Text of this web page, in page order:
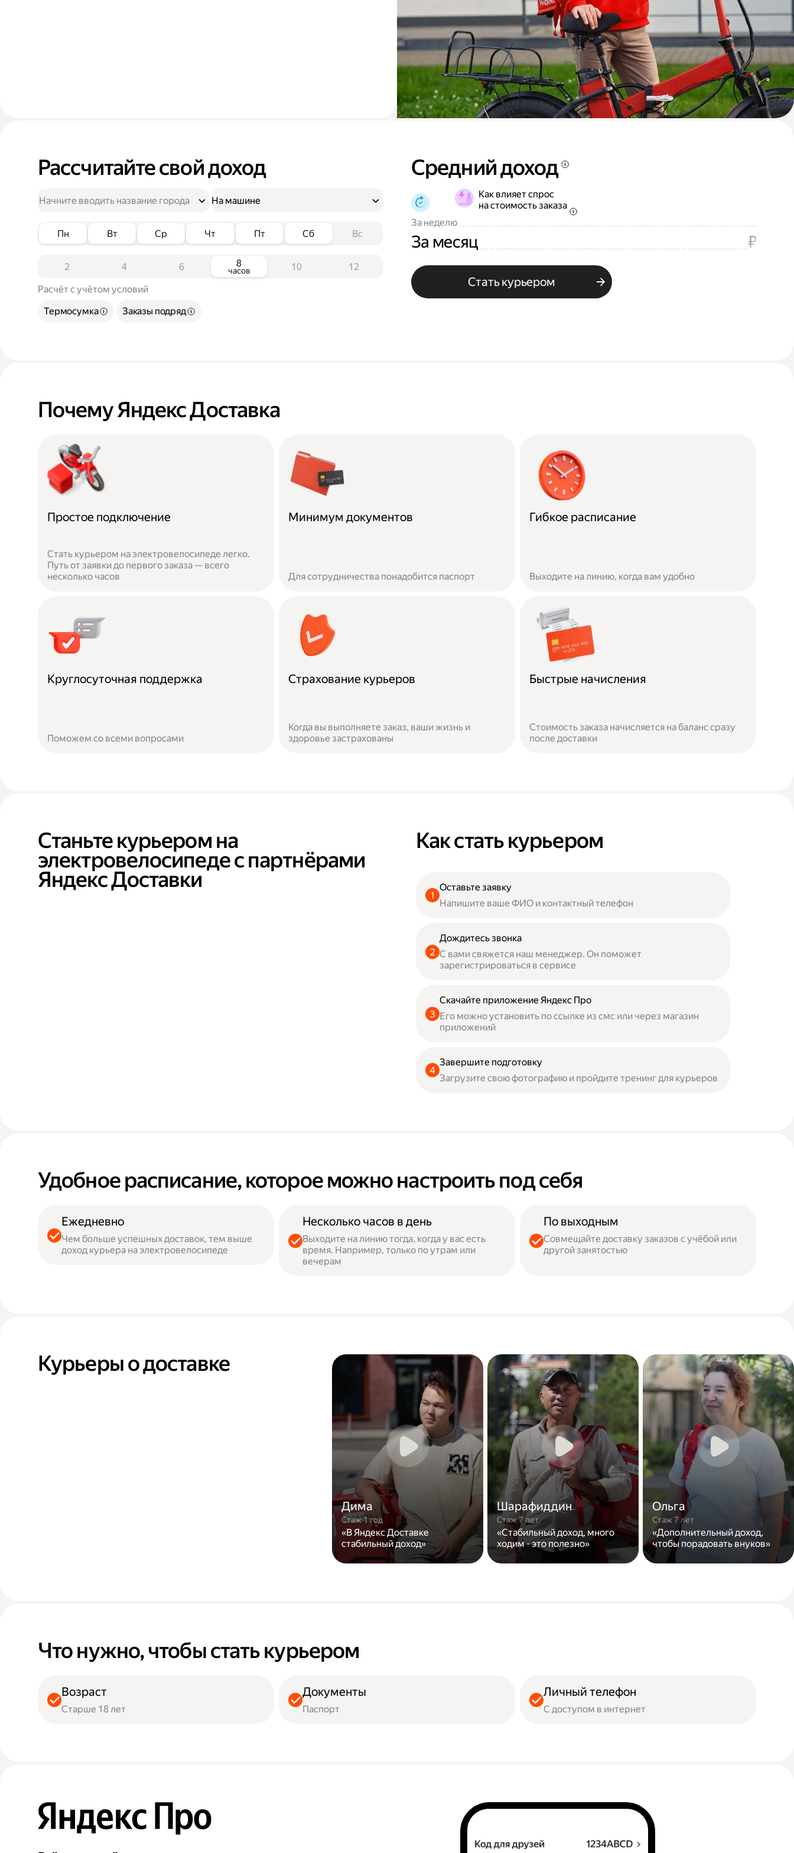
Рассчитайте свой доход
На машине
Пн Вт Ср Чт Пт Сб Вс
2 4 6 8
часов 10 12
Расчёт с учётом условий
Термосумка
Заказы подряд
Средний доход
Как влияет спрос
на стоимость заказа
За неделю
За месяц ₽
Стать курьером
Почему Яндекс Доставка
Простое подключение
Стать курьером на электровелосипеде легко.
Путь от заявки до первого заказа — всего
несколько часов
Минимум документов
Для сотрудничества понадобится паспорт
Гибкое расписание
Выходите на линию, когда вам удобно
Круглосуточная поддержка
Поможем со всеми вопросами
Страхование курьеров
Когда вы выполняете заказ, ваши жизнь и
здоровье застрахованы
Быстрые начисления
Стоимость заказа начисляется на баланс сразу
после доставки
Станьте курьером на
электровелосипеде с партнёрами
Яндекс Доставки
Как стать курьером
Оставьте заявку
Напишите ваше ФИО и контактный телефон
Дождитесь звонка
С вами свяжется наш менеджер. Он поможет
зарегистрироваться в сервисе
Скачайте приложение Яндекс Про
Его можно установить по ссылке из смс или через магазин
приложений
Завершите подготовку
Загрузите свою фотографию и пройдите тренинг для курьеров
Удобное расписание, которое можно настроить под себя
Ежедневно
Чем больше успешных доставок, тем выше
доход курьера на электровелосипеде
Несколько часов в день
Выходите на линию тогда, когда у вас есть
время. Например, только по утрам или
вечерам
По выходным
Совмещайте доставку заказов с учёбой или
другой занятостью
Курьеры о доставке
Дима
Стаж 1 год
«В Яндекс Доставке
стабильный доход»
Шарафиддин
Стаж 7 лет
«Стабильный доход, много
ходим - это полезно»
Ольга
Стаж 7 лет
«Дополнительный доход,
чтобы порадовать внуков»
Что нужно, чтобы стать курьером
Возраст
Старше 18 лет
Документы
Паспорт
Личный телефон
С доступом в интернет